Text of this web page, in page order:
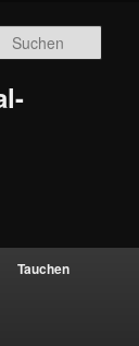
Tauchen